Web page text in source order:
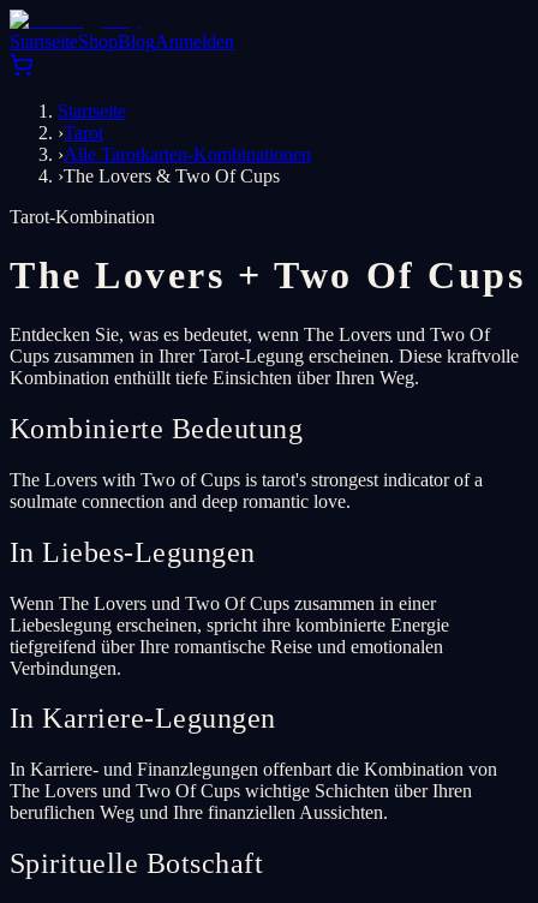
StartseiteShopBlogAnmelden
Startseite
›Tarot
›Alle Tarotkarten-Kombinationen
›The Lovers & Two Of Cups
Tarot-Kombination
The Lovers +Two Of Cups
Entdecken Sie, was es bedeutet, wenn The Lovers und Two Of
Cups zusammen in Ihrer Tarot-Legung erscheinen. Diese kraftvolle
Kombination enthüllt tiefe Einsichten über Ihren Weg.
Kombinierte Bedeutung
The Lovers with Two of Cups is tarot's strongest indicator of a
soulmate connection and deep romantic love.
In Liebes-Legungen
Wenn The Lovers und Two Of Cups zusammen in einer
Liebeslegung erscheinen, spricht ihre kombinierte Energie
tiefgreifend über Ihre romantische Reise und emotionalen
Verbindungen.
In Karriere-Legungen
In Karriere- und Finanzlegungen offenbart die Kombination von
The Lovers und Two Of Cups wichtige Schichten über Ihren
beruflichen Weg und Ihre finanziellen Aussichten.
Spirituelle Botschaft